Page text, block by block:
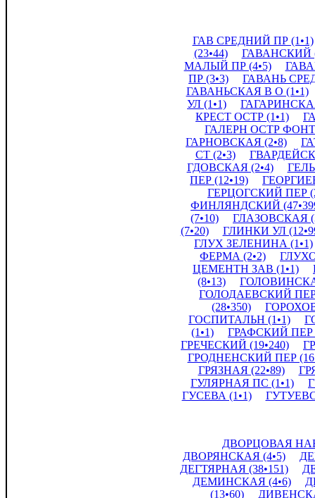
ГАВ СРЕДНИЙ ПР (1•1)
(23•44)
ГАВАНСКИЙ
МАЛЫЙ ПР (4•5)
ПР (3•3)
ГАВАНЬ
ГАВАНЬСКАЯ В О (1•1)
УЛ (1•1)
КРЕСТ ОСТР (1•1)
ГАЛЕРН ОСТР
ГАРНОВСКАЯ (2•8)
СТ (2•3)
ГДОВСКАЯ (2•4)
ПЕР (12•19)
ГЕРЦОГСКИЙ ПЕР
ФИНЛЯНДСКИЙ
(7•10)
ГЛАЗОВСКАЯ
(7•20)
ГЛИНКИ УЛ
ГЛУХ ЗЕЛЕНИНА (1•1)
ФЕРМА (2•2)
ЦЕМЕНТН ЗАВ (1•1)
(8•13)
ГОЛОДАЕВСКИЙ ПЕР
(28•350)
ГОСПИТАЛЬН (1•1)
(1•1)
ГРАФСКИЙ ПЕР
ГРЕЧЕСКИЙ (19•240)
ГРОДНЕНСКИЙ ПЕР
ГРЯЗНАЯ (22•89)
ГУЛЯРНАЯ ПС (1•1)
ГУСЕВА (1•1)
ДВОРЦОВАЯ НАБ
ДВОРЯНСКАЯ (4•5)
ДЕГТЯРНАЯ (38•151)
ДЕМИНСКАЯ (4•6)
(13•60)